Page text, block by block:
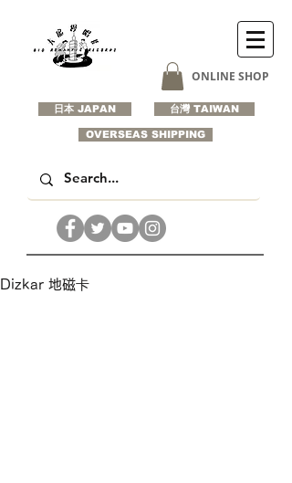
日本 JAPAN
ONLINE SHOP
台灣 TAIWAN
OVERSEAS SHIPPING
Dizkar 地磁卡